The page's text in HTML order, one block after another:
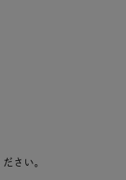
さい。